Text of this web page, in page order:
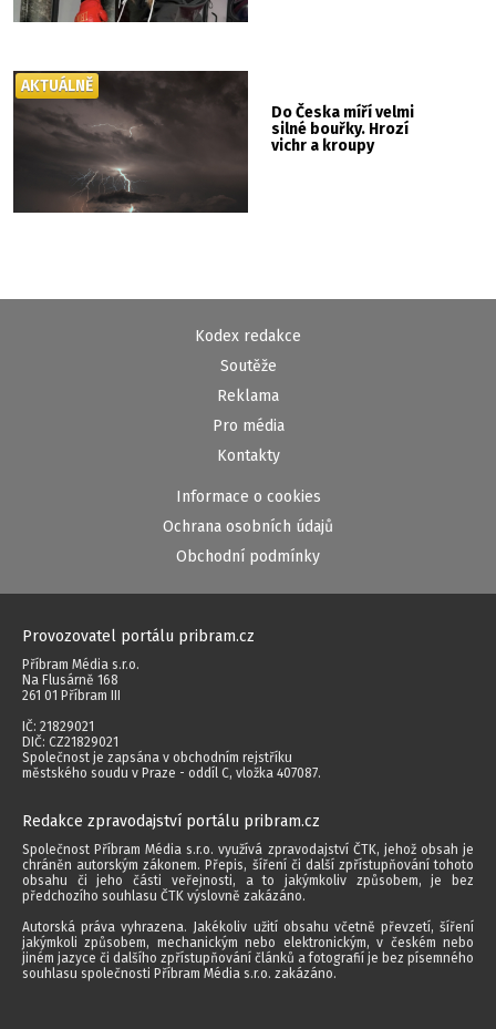
Do Česka míří velmi
silné bouřky. Hrozí
vichr a kroupy
AKTUÁLNĚ
Kodex redakce
Soutěže
Reklama
Pro média
Kontakty
Informace o cookies
Ochrana osobních údajů
Obchodní podmínky
Provozovatel portálu pribram.cz
Příbram Média s.r.o.
Na Flusárně 168
261 01 Příbram III
IČ: 21829021
DIČ: CZ21829021
Společnost je zapsána v obchodním rejstříku
městského soudu v Praze - oddíl C, vložka 407087.
Redakce zpravodajství portálu pribram.cz
Společnost Příbram Média s.r.o. využívá zpravodajství ČTK, jehož obsah je
chráněn autorským zákonem. Přepis, šíření či další zpřístupňování tohoto
obsahu či jeho části veřejnosti, a to jakýmkoliv způsobem, je bez
předchozího souhlasu ČTK výslovně zakázáno.
Autorská práva vyhrazena. Jakékoliv užití obsahu včetně převzetí, šíření
jakýmkoli způsobem, mechanickým nebo elektronickým, v českém nebo
jiném jazyce či dalšího zpřístupňování článků a fotografií je bez písemného
souhlasu společnosti Příbram Média s.r.o. zakázáno.